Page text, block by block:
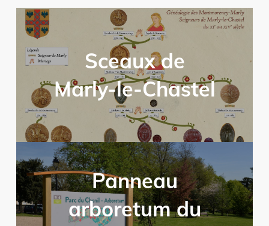
Sceaux de
Marly-le-Chastel
Panneau
arboretum du